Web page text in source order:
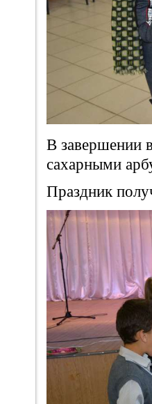
В завершении
сахарными
Праздник